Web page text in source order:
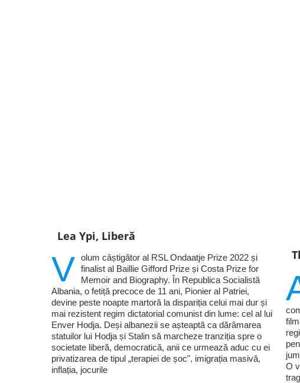
Lea Ypi, Liberă
V olum câștigător al RSL Ondaatje Prize 2022 și
finalist al Baillie Gifford Prize și Costa Prize for
Memoir and Biography. În Republica Socialistă
Albania, o fetiță precoce de 11 ani, Pionier al Patriei,
devine peste noapte martoră la dispariția celui mai dur și
mai rezistent regim dictatorial comunist din lume: cel al lui
Enver Hodja. Deși albanezii se așteaptă ca dărâmarea
statuilor lui Hodja și Stalin să marcheze tranziția spre o
societate liberă, democratică, anii ce urmează aduc cu ei
privatizarea de tipul „terapiei de șoc", imigrația masivă,
inflația, jocurile
O